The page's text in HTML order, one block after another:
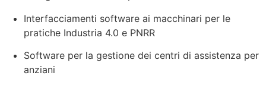
Interfacciamenti software ai macchinari per le
pratiche Industria 4.0 e PNRR
Software per la gestione dei centri di assistenza per
anziani